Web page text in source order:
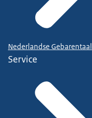
Nederlandse Gebarentaal
Service